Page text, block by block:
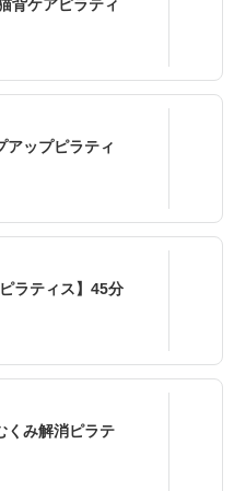
背ケアピラティ
アップピラティ
ラティス】45分
くみ解消ピラテ